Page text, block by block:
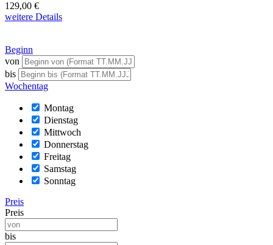
129,00 €
weitere Details
Beginn
von
bis
Wochentag
Montag
Dienstag
Mittwoch
Donnerstag
Freitag
Samstag
Sonntag
Preis
Preis
bis